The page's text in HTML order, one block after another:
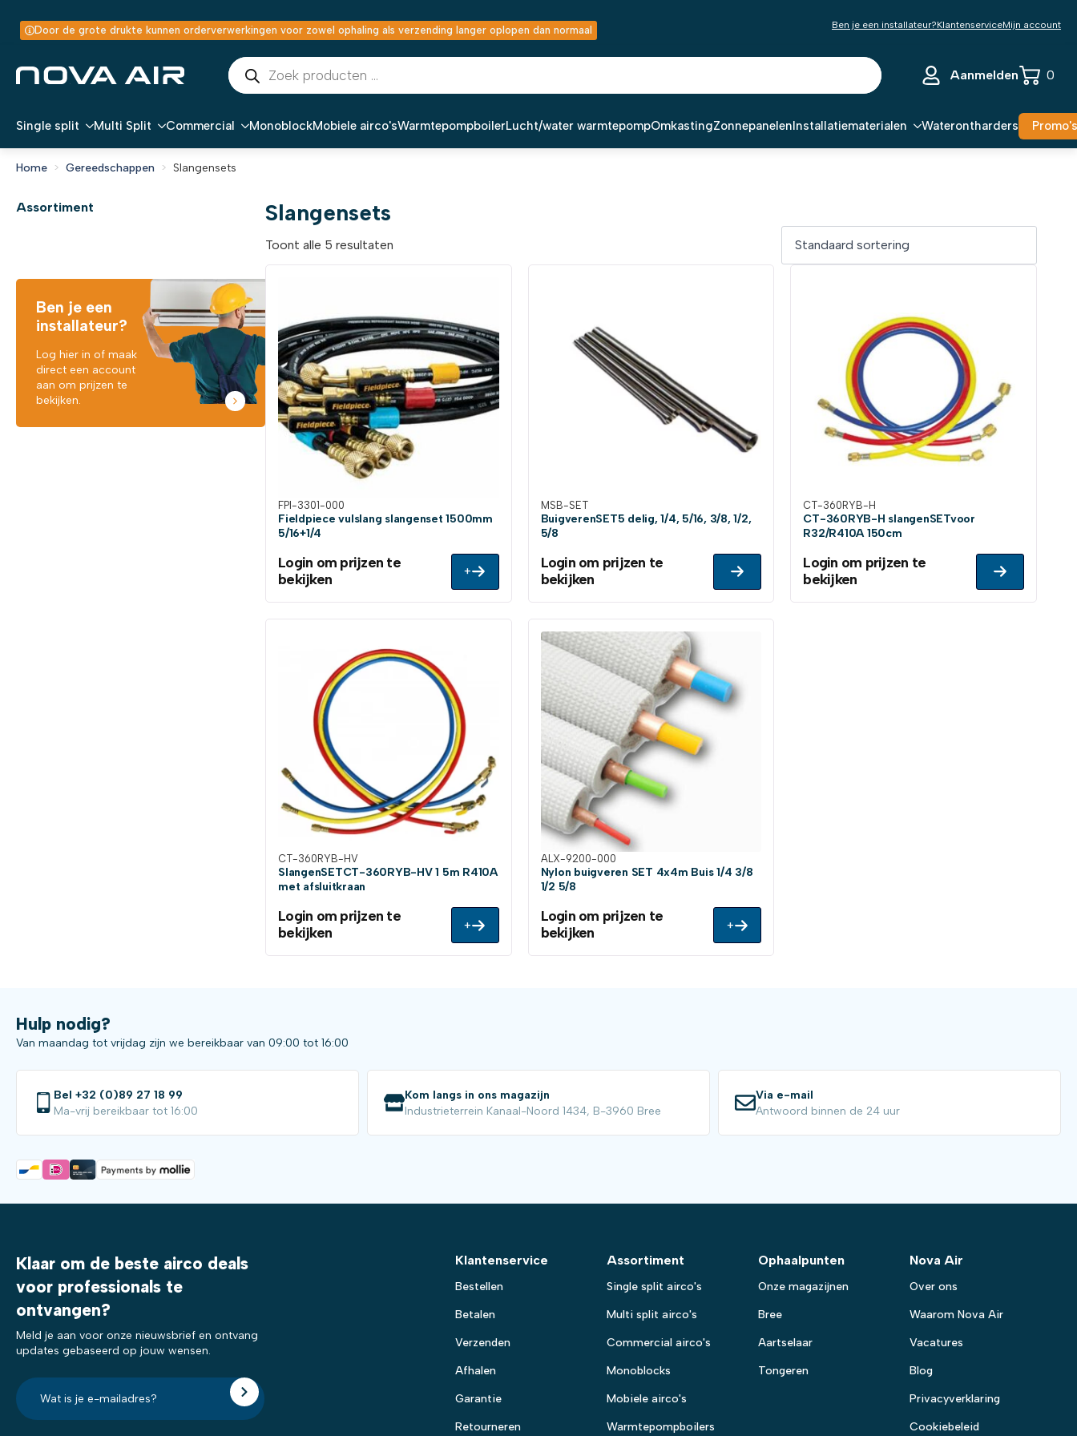
Door de grote drukte kunnen orderverwerkingen voor zowel ophaling als verzending langer oplopen dan normaal Ben je een installateur?KlantenserviceMijn account
Producten
zoeken
Aanmelden 0
Single split Multi Split Commercial MonoblockMobiele airco'sWarmtepompboilerLucht/water warmtepompOmkastingZonnepanelenInstallatiematerialen Waterontharders Promo's
Home Gereedschappen Slangensets
Assortiment
Ben je een
installateur?
Log hier in of maak
direct een account
aan om prijzen te
bekijken.
Slangensets
Toont alle 5 resultaten
FPI-3301-000
Fieldpiece vulslang slangenset 1500mm
5/16+1/4
Login om prijzen te
bekijken
+
MSB-SET
BuigverenSET5 delig, 1/4, 5/16, 3/8, 1/2,
5/8
Login om prijzen te
bekijken
CT-360RYB-H
CT-360RYB-H slangenSETvoor
R32/R410A 150cm
Login om prijzen te
bekijken
CT-360RYB-HV
SlangenSETCT-360RYB-HV 1 5m R410A
met afsluitkraan
Login om prijzen te
bekijken
+
ALX-9200-000
Nylon buigveren SET 4x4m Buis 1/4 3/8
1/2 5/8
Login om prijzen te
bekijken
+
Hulp nodig?
Van maandag tot vrijdag zijn we bereikbaar van 09:00 tot 16:00
Bel +32 (0)89 27 18 99
Ma-vrij bereikbaar tot 16:00
Kom langs in ons magazijn
Industrieterrein Kanaal-Noord 1434, B-3960 Bree
Via e-mail
Antwoord binnen de 24 uur
Klaar om de beste airco deals
voor professionals te
ontvangen?
Meld je aan voor onze nieuwsbrief en ontvang
updates gebaseerd op jouw wensen.
E-
mailadres?
*
Klantenservice
Bestellen
Betalen
Verzenden
Afhalen
Garantie
Retourneren
Assortiment
Single split airco's
Multi split airco's
Commercial airco's
Monoblocks
Mobiele airco's
Warmtepompboilers
Ophaalpunten
Onze magazijnen
Bree
Aartselaar
Tongeren
Nova Air
Over ons
Waarom Nova Air
Vacatures
Blog
Privacyverklaring
Cookiebeleid